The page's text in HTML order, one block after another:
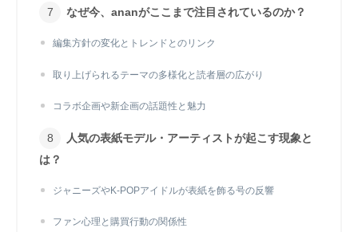
なぜ今、ananがここまで注目されているのか？
編集方針の変化とトレンドとのリンク
取り上げられるテーマの多様化と読者層の広がり
コラボ企画や新企画の話題性と魅力
人気の表紙モデル・アーティストが起こす現象と
は？
ジャニーズやK-POPアイドルが表紙を飾る号の反響
ファン心理と購買行動の関係性